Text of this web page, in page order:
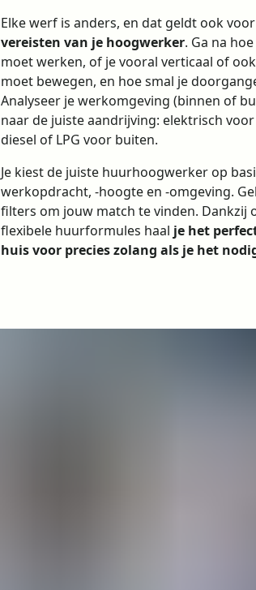
Elke werf is anders, en dat geldt ook
vereisten van je hoogwerker. Ga na
moet werken, of je vooral verticaal of
moet bewegen, en hoe smal je
Analyseer je werkomgeving (binnen of
naar de juiste aandrijving: elektrisch
diesel of LPG voor buiten.
Je kiest de juiste huurhoogwerker op
werkopdracht, -hoogte en -omgeving.
filters om jouw match te vinden. Dankzij
flexibele huurformules haal je het
huis voor precies zolang als je het